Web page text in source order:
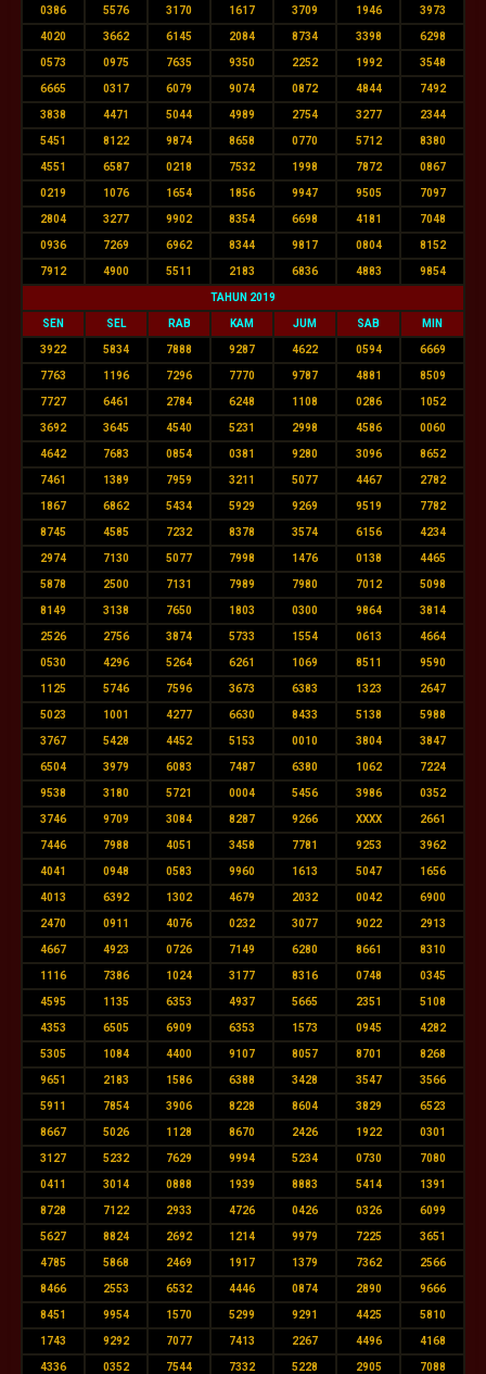
0386 5576 3170 1617 3709 1946 3973
4020 3662 6145 2084 8734 3398 6298
0573 0975 7635 9350 2252 1992 3548
6665 0317 6079 9074 0872 4844 7492
3838 4471 5044 4989 2754 3277 2344
5451 8122 9874 8658 0770 5712 8380
4551 6587 0218 7532 1998 7872 0867
0219 1076 1654 1856 9947 9505 7097
2804 3277 9902 8354 6698 4181 7048
0936 7269 6962 8344 9817 0804 8152
7912 4900 5511 2183 6836 4883 9854
TAHUN 2019
SEN SEL RAB KAM JUM SAB MIN
3922 5834 7888 9287 4622 0594 6669
7763 1196 7296 7770 9787 4881 8509
7727 6461 2784 6248 1108 0286 1052
3692 3645 4540 5231 2998 4586 0060
4642 7683 0854 0381 9280 3096 8652
7461 1389 7959 3211 5077 4467 2782
1867 6862 5434 5929 9269 9519 7782
8745 4585 7232 8378 3574 6156 4234
2974 7130 5077 7998 1476 0138 4465
5878 2500 7131 7989 7980 7012 5098
8149 3138 7650 1803 0300 9864 3814
2526 2756 3874 5733 1554 0613 4664
0530 4296 5264 6261 1069 8511 9590
1125 5746 7596 3673 6383 1323 2647
5023 1001 4277 6630 8433 5138 5988
3767 5428 4452 5153 0010 3804 3847
6504 3979 6083 7487 6380 1062 7224
9538 3180 5721 0004 5456 3986 0352
3746 9709 3084 8287 9266 XXXX 2661
7446 7988 4051 3458 7781 9253 3962
4041 0948 0583 9960 1613 5047 1656
4013 6392 1302 4679 2032 0042 6900
2470 0911 4076 0232 3077 9022 2913
4667 4923 0726 7149 6280 8661 8310
1116 7386 1024 3177 8316 0748 0345
4595 1135 6353 4937 5665 2351 5108
4353 6505 6909 6353 1573 0945 4282
5305 1084 4400 9107 8057 8701 8268
9651 2183 1586 6388 3428 3547 3566
5911 7854 3906 8228 8604 3829 6523
8667 5026 1128 8670 2426 1922 0301
3127 5232 7629 9994 5234 0730 7080
0411 3014 0888 1939 8883 5414 1391
8728 7122 2933 4726 0426 0326 6099
5627 8824 2692 1214 9979 7225 3651
4785 5868 2469 1917 1379 7362 2566
8466 2553 6532 4446 0874 2890 9666
8451 9954 1570 5299 9291 4425 5810
1743 9292 7077 7413 2267 4496 4168
4336 0352 7544 7332 5228 2905 7088